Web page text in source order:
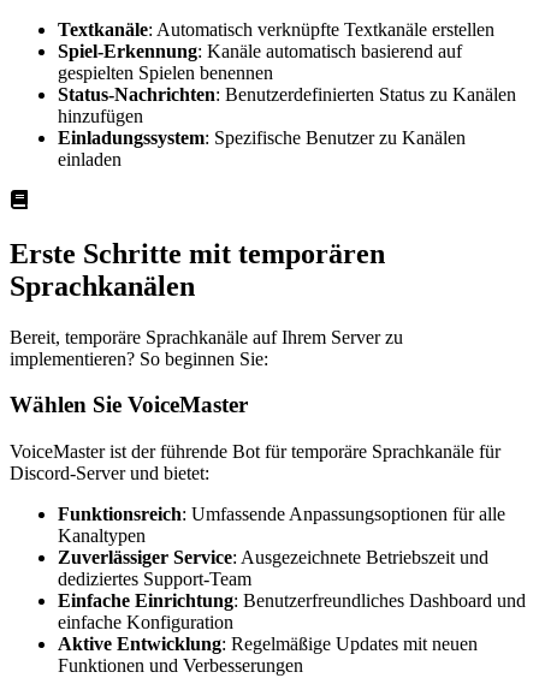
Textkanäle: Automatisch verknüpfte Textkanäle erstellen
Spiel-Erkennung: Kanäle automatisch basierend auf
gespielten Spielen benennen
Status-Nachrichten: Benutzerdefinierten Status zu Kanälen
hinzufügen
Einladungssystem: Spezifische Benutzer zu Kanälen
einladen
Erste Schritte mit temporären
Sprachkanälen
Bereit, temporäre Sprachkanäle auf Ihrem Server zu
implementieren? So beginnen Sie:
Wählen Sie VoiceMaster
VoiceMaster ist der führende Bot für temporäre Sprachkanäle für
Discord-Server und bietet:
Funktionsreich: Umfassende Anpassungsoptionen für alle
Kanaltypen
Zuverlässiger Service: Ausgezeichnete Betriebszeit und
dediziertes Support-Team
Einfache Einrichtung: Benutzerfreundliches Dashboard und
einfache Konfiguration
Aktive Entwicklung: Regelmäßige Updates mit neuen
Funktionen und Verbesserungen